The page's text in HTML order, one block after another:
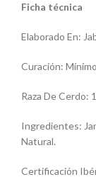
Ficha técnica
Elaborado En:
Curación:
Raza De Cerdo:
Ingredientes:
Natural.
Certificación